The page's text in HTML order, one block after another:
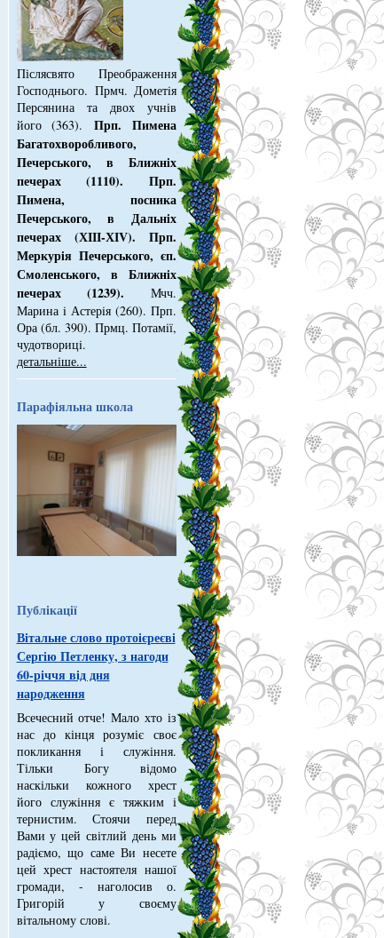
Післясвято Преображення
Господнього. Прмч. Дометiя
Персянина та двох учнiв
його (363). Прп. Пимена
Багатохворобливого,
Печерського, в Ближнiх
печерах (1110). Прп.
Пимена, посника
Печерського, в Дальнiх
печерах (ХІІІ-ХІV). Прп.
Меркурiя Печерського, єп.
Смоленського, в Ближнiх
печерах (1239). Мчч.
Марина i Астерiя (260). Прп.
Ора (бл. 390). Прмц. Потамiї,
чудотворицi.
детальніше...
Парафіяльна школа
Публікації
Вітальне слово протоієреєві
Сергію Петленку, з нагоди
60-річчя від дня
народження
Всечесний отче! Мало хто із
нас до кінця розуміє своє
покликання і служіння.
Тільки Богу відомо
наскільки кожного хрест
його служіння є тяжким і
тернистим. Стоячи перед
Вами у цей світлий день ми
радіємо, що саме Ви несете
цей хрест настоятеля нашої
громади, - наголосив о.
Григорій у своєму
вітальному слові.